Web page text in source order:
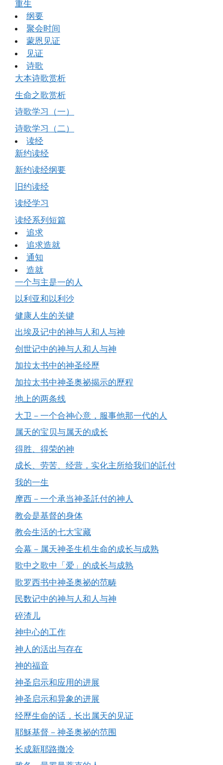
重生
纲要
聚会时间
蒙恩见证
见证
诗歌
大本诗歌赏析
生命之歌赏析
诗歌学习（一）
诗歌学习（二）
读经
新约读经
新约读经纲要
旧约读经
读经学习
读经系列短篇
追求
追求造就
通知
造就
一个与主是一的人
以利亚和以利沙
健康人生的关键
出埃及记中的神与人和人与神
创世记中的神与人和人与神
加拉太书中的神圣经歷
加拉太书中神圣奥祕揭示的歷程
地上的两条线
大卫－一个合神心意，服事他那一代的人
属天的宝贝与属天的成长
得胜、得荣的神
成长、劳苦、经营，实化主所给我们的託付
我的一生
摩西－一个承当神圣託付的神人
教会是基督的身体
教会生活的七大宝藏
会幕－属天神圣生机生命的成长与成熟
歌中之歌中「爱」的成长与成熟
歌罗西书中神圣奥祕的范畴
民数记中的神与人和人与神
碎渣儿
神中心的工作
神人的活出与存在
神的福音
神圣启示和应用的进展
神圣启示和异象的进展
经歷生命的话，长出属天的见证
耶穌基督－神圣奥祕的范围
长成新耶路撒冷